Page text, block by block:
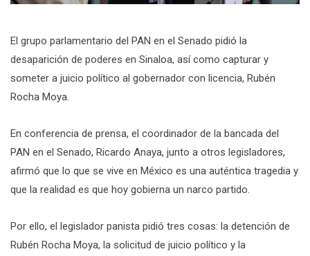
El grupo parlamentario del PAN en el Senado pidió la
desaparición de poderes en Sinaloa, así como capturar y
someter a juicio político al gobernador con licencia, Rubén
Rocha Moya.
En conferencia de prensa, el coordinador de la bancada del
PAN en el Senado, Ricardo Anaya, junto a otros legisladores,
afirmó que lo que se vive en México es una auténtica tragedia y
que la realidad es que hoy gobierna un narco partido.
Por ello, el legislador panista pidió tres cosas: la detención de
Rubén Rocha Moya, la solicitud de juicio político y la